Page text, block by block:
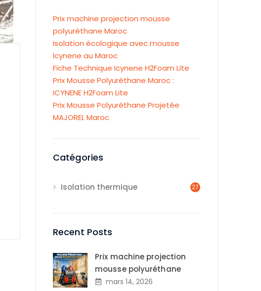
Prix machine projection mousse
polyuréthane Maroc
Isolation écologique avec mousse
Icynene au Maroc
Fiche Technique Icynene H2Foam Lite
Prix Mousse Polyuréthane Maroc :
ICYNENE H2Foam Lite
Prix Mousse Polyuréthane Projetée
MAJOREL Maroc
Catégories
Isolation thermique 27
Recent Posts
Prix machine projection
mousse polyuréthane
mars 14, 2026